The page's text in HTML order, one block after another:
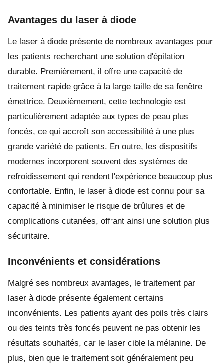
Avantages du laser à diode
Le laser à diode présente de nombreux avantages pour
les patients recherchant une solution d'épilation
durable. Premièrement, il offre une capacité de
traitement rapide grâce à la large taille de sa fenêtre
émettrice. Deuxièmement, cette technologie est
particulièrement adaptée aux types de peau plus
foncés, ce qui accroît son accessibilité à une plus
grande variété de patients. En outre, les dispositifs
modernes incorporent souvent des systèmes de
refroidissement qui rendent l'expérience beaucoup plus
confortable. Enfin, le laser à diode est connu pour sa
capacité à minimiser le risque de brûlures et de
complications cutanées, offrant ainsi une solution plus
sécuritaire.
Inconvénients et considérations
Malgré ses nombreux avantages, le traitement par
laser à diode présente également certains
inconvénients. Les patients ayant des poils très clairs
ou des teints très foncés peuvent ne pas obtenir les
résultats souhaités, car le laser cible la mélanine. De
plus, bien que le traitement soit généralement peu